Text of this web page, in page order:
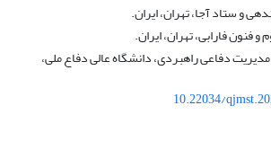
و ستاد آجا، تهران، ایران.
فنون فارابی، تهران، ایران.
دفاعی راهبردی، دانشگاه عالی دفاع ملی،
10.22034/